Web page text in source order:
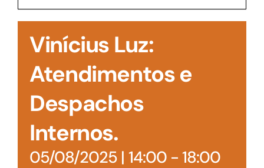
Acesso à Informação
Vinícius Luz:
Atendimentos e
Despachos
Internos.
05/08/2025 | 14:00- 18:00